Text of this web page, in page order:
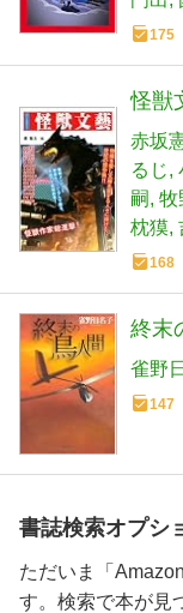
175
怪獣
赤坂
るじ
嗣 牧
枕獏
168
終末
雀野
147
書誌検索オプシ
ただいま「
す。検索で本が見